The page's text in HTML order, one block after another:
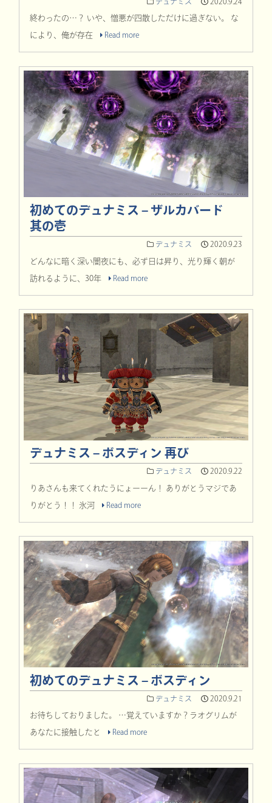
終わったの…？ いや、憎悪が四散しただけに過ぎない。 な
により、俺が存在 Read more
初めてのデュナミス – ザルカバード
其の壱
デュナミス 2020.9.23
どんなに暗く深い闇夜にも、必ず日は昇り、光り輝く朝が
訪れるように、30年 Read more
デュナミス – ボスディン 再び
デュナミス 2020.9.22
りあさんも来てくれたうにょーーん！ ありがとうマジであ
りがとう！！ 氷河 Read more
初めてのデュナミス – ボスディン
デュナミス 2020.9.21
お待ちしておりました。 …覚えていますか？ラオグリムが
あなたに接触したと Read more